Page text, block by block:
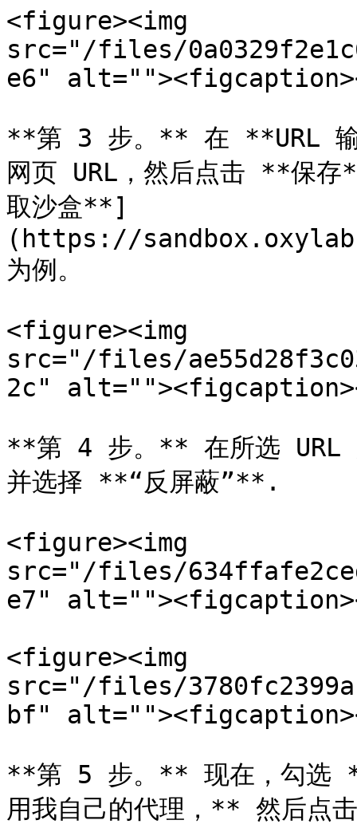
<figure><img
src="/files/
e6"
**第 3 步。** 在 **URL 输
网页 URL，然后点击 **保
取沙盒**]
(https://
为例。
<figure><img
src="/files/
2c"
**第 4 步。** 在所选 URL
并选择 **“反屏蔽”**.
<figure><img
src="/files/
e7"
<figure><img
src="/files/
bf"
**第 5 步。** 现在，勾选
用我自己的代理，** 然后